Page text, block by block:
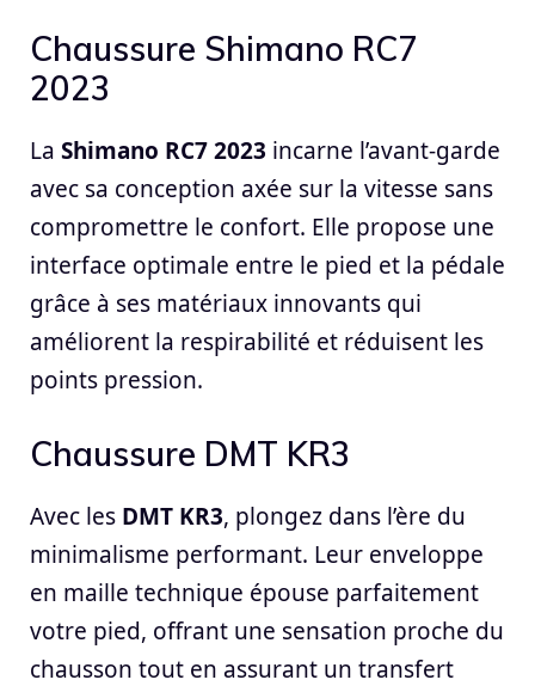
Chaussure Shimano RC7
2023
La Shimano RC7 2023 incarne l’avant-garde
avec sa conception axée sur la vitesse sans
compromettre le confort. Elle propose une
interface optimale entre le pied et la pédale
grâce à ses matériaux innovants qui
améliorent la respirabilité et réduisent les
points pression.
Chaussure DMT KR3
Avec les DMT KR3, plongez dans l’ère du
minimalisme performant. Leur enveloppe
en maille technique épouse parfaitement
votre pied, offrant une sensation proche du
chausson tout en assurant un transfert